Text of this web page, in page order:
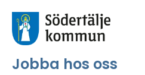
Jobba hos oss